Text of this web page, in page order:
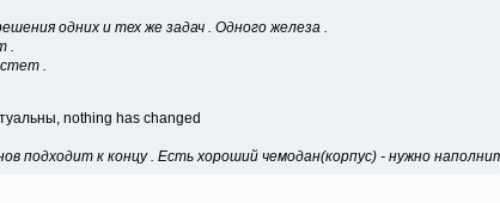
одних и тех же задач . Одного железа .
.
.
nothing has changed
подходит к концу . Есть хороший чемодан(корпус) - нужно